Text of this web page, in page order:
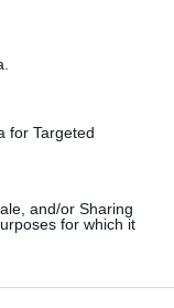
for Targeted
and/or Sharing
for which it